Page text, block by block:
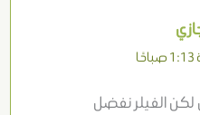
الفيلر نفضل